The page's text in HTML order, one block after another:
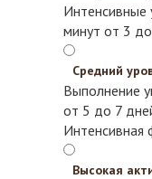
минут от 3
Средний
Выполнение
от 5 до 7
Интенсивная
Высокая